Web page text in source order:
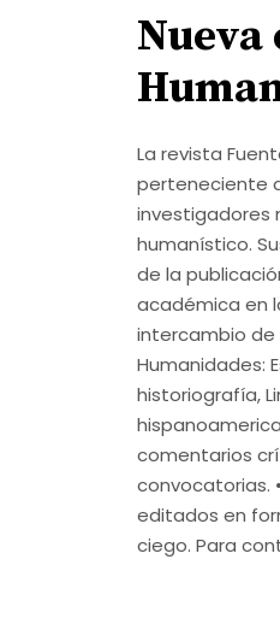
Nueva
La revista
perteneciente
investigadores
humanístico.
de la
académica en
intercambio de
Humanidades:
historiografía,
comentarios
convocatorias.
editados en
ciego. Para